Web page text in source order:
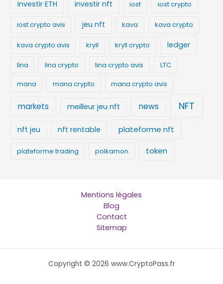
investir ETH investir nft iost iost crypto
iost crypto avis jeu nft kava kava crypto
kava crypto avis kryll kryll crypto ledger
lina lina crypto lina crypto avis
LTC
mana
mana crypto mana crypto avis
markets meilleur jeu nft news NFT
nft jeu nft rentable plateforme nft
plateforme trading polkamon token
Mentions légales
Blog
Contact
Sitemap
Copyright © 2026 www.CryptoPass.fr